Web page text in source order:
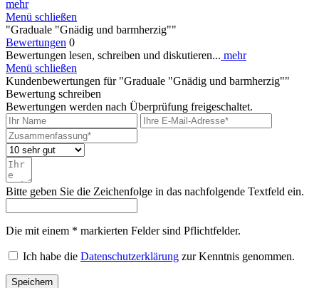
mehr
Menü schließen
"Graduale "Gnädig und barmherzig""
Bewertungen 0
Bewertungen lesen, schreiben und diskutieren... mehr
Menü schließen
Kundenbewertungen für "Graduale "Gnädig und barmherzig""
Bewertung schreiben
Bewertungen werden nach Überprüfung freigeschaltet.
Bitte geben Sie die Zeichenfolge in das nachfolgende Textfeld ein.
Die mit einem * markierten Felder sind Pflichtfelder.
Ich habe die Datenschutzerklärung zur Kenntnis genommen.
Speichern